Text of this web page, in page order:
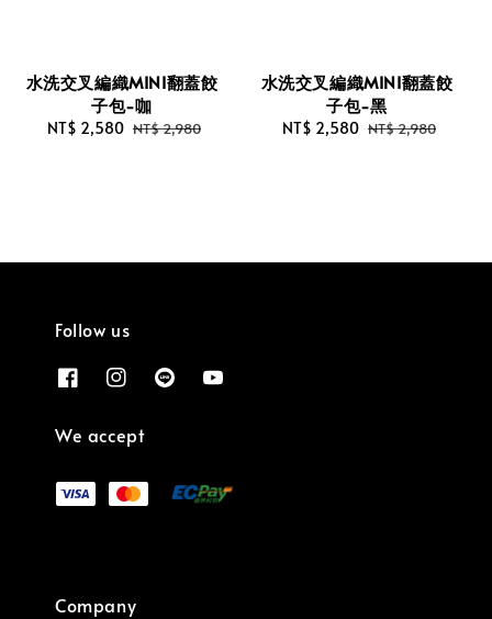
水洗交叉編織MINI翻蓋餃
子包-咖
Sale
NT$ 2,580 Regular
NT$ 2,980
水洗交叉編織MINI翻蓋餃
子包-黑
Sale
NT$ 2,580 Regular
NT$ 2,980
Follow us
We accept
Company